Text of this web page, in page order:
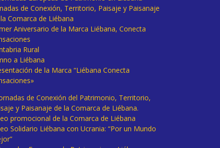
de Conexión, Territorio, Paisaje y Paisanaje
Comarca de Liébana
Aniversario de la Marca Liébana, Conecta
Rural
a Liébana
de la Marca “Liébana Conecta
de Conexión del Patrimonio, Territorio,
y Paisanaje de la Comarca de Liébana.
promocional de la Comarca de Liébana
Solidario Liébana con Ucrania: “Por un Mundo